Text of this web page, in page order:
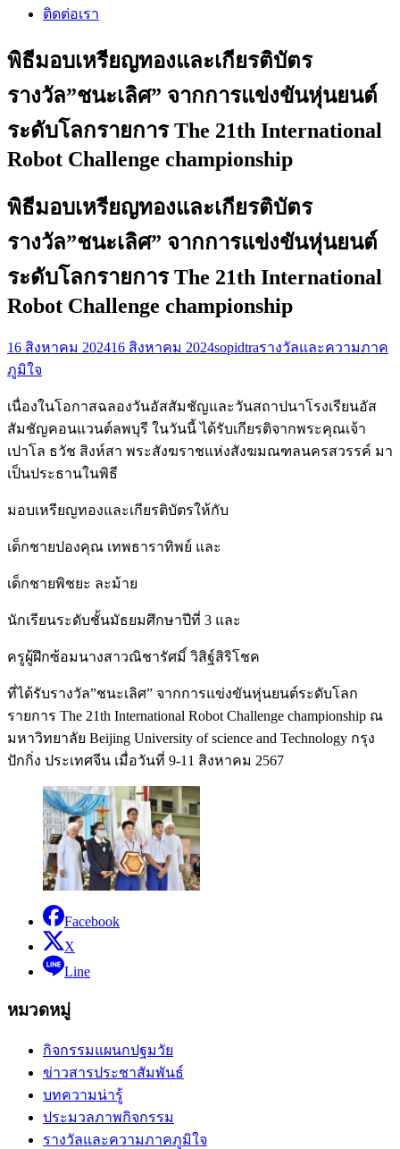
ติดต่อเรา
พิธีมอบเหรียญทองและเกียรติบัตร
รางวัล”ชนะเลิศ” จากการแข่งขันหุ่นยนต์
ระดับโลกรายการ The 21th International
Robot Challenge championship
พิธีมอบเหรียญทองและเกียรติบัตร
รางวัล”ชนะเลิศ” จากการแข่งขันหุ่นยนต์
ระดับโลกรายการ The 21th International
Robot Challenge championship
16 สิงหาคม 202416 สิงหาคม 2024sopidtraรางวัลและความภาค
ภูมิใจ
เนื่องในโอกาสฉลองวันอัสสัมชัญและวันสถาปนาโรงเรียนอัส
สัมชัญคอนแวนต์ลพบุรี ในวันนี้ ได้รับเกียรติจากพระคุณเจ้า
เปาโล ธวัช สิงห์สา พระสังฆราชแห่งสังฆมณฑลนครสวรรค์ มา
เป็นประธานในพิธี
มอบเหรียญทองและเกียรติบัตรให้กับ
เด็กชายปองคุณ เทพธาราทิพย์ และ
เด็กชายพิชยะ ละม้าย
นักเรียนระดับชั้นมัธยมศึกษาปีที่ 3 และ
ครูผู้ฝึกซ้อมนางสาวณิชารัศมิ์ วิสิฐ์สิริโชค
ที่ได้รับรางวัล”ชนะเลิศ” จากการแข่งขันหุ่นยนต์ระดับโลก
รายการ The 21th International Robot Challenge championship ณ
มหาวิทยาลัย Beijing University of science and Technology กรุง
ปักกิ่ง ประเทศจีน เมื่อวันที่ 9-11 สิงหาคม 2567
Facebook
X
Line
หมวดหมู่
กิจกรรมแผนกปฐมวัย
ข่าวสารประชาสัมพันธ์
บทความน่ารู้
ประมวลภาพกิจกรรม
รางวัลและความภาคภูมิใจ